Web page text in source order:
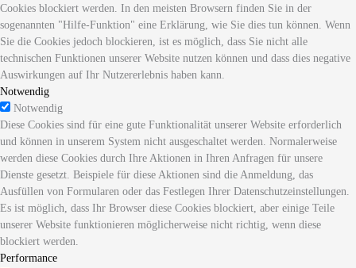
Cookies blockiert werden. In den meisten Browsern finden Sie in der
sogenannten "Hilfe-Funktion" eine Erklärung, wie Sie dies tun können. Wenn
Sie die Cookies jedoch blockieren, ist es möglich, dass Sie nicht alle
technischen Funktionen unserer Website nutzen können und dass dies negative
Auswirkungen auf Ihr Nutzererlebnis haben kann.
Notwendig
Notwendig
Diese Cookies sind für eine gute Funktionalität unserer Website erforderlich
und können in unserem System nicht ausgeschaltet werden. Normalerweise
werden diese Cookies durch Ihre Aktionen in Ihren Anfragen für unsere
Dienste gesetzt. Beispiele für diese Aktionen sind die Anmeldung, das
Ausfüllen von Formularen oder das Festlegen Ihrer Datenschutzeinstellungen.
Es ist möglich, dass Ihr Browser diese Cookies blockiert, aber einige Teile
unserer Website funktionieren möglicherweise nicht richtig, wenn diese
blockiert werden.
Performance